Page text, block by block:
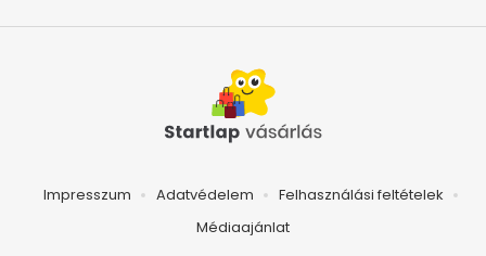
Impresszum Adatvédelem
Felhasználási feltételek
Médiaajánlat